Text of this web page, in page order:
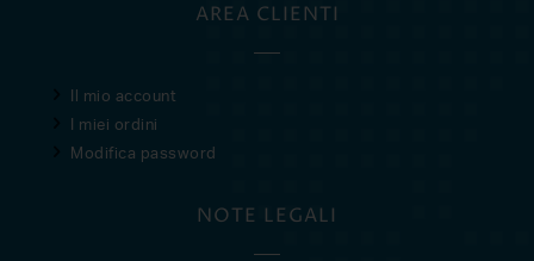
AREA CLIENTI
Il mio account
I miei ordini
Modifica password
NOTE LEGALI